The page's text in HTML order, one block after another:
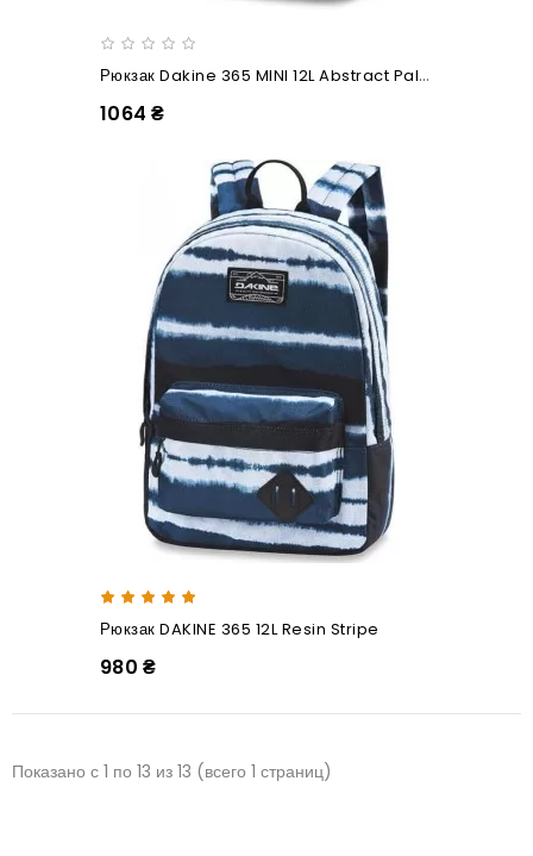
Рюкзак Dakine 365 MINI 12L Abstract Palm
1064 ₴
Рюкзак DAKINE 365 12L Resin Stripe
980 ₴
Показано с 1 по 13 из 13 (всего 1 страниц)